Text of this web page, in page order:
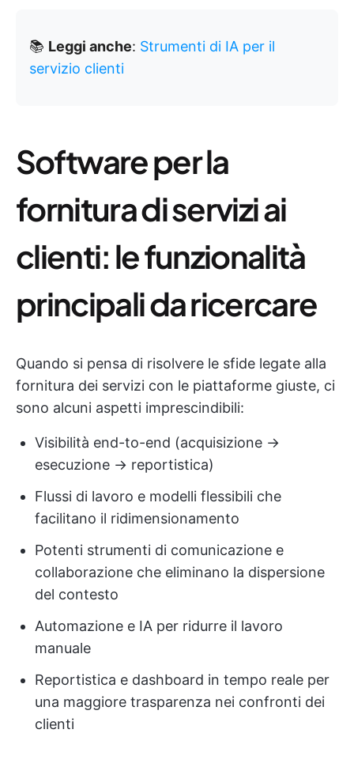
📚 Leggi anche: Strumenti di IA per il
servizio clienti
Software per la
fornitura di servizi ai
clienti: le funzionalità
principali da ricercare
Quando si pensa di risolvere le sfide legate alla
fornitura dei servizi con le piattaforme giuste, ci
sono alcuni aspetti imprescindibili:
Visibilità end-to-end (acquisizione →
esecuzione → reportistica)
Flussi di lavoro e modelli flessibili che
facilitano il ridimensionamento
Potenti strumenti di comunicazione e
collaborazione che eliminano la dispersione
del contesto
Automazione e IA per ridurre il lavoro
manuale
Reportistica e dashboard in tempo reale per
una maggiore trasparenza nei confronti dei
clienti